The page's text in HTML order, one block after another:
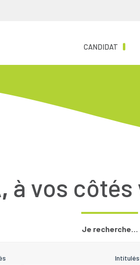
CANDIDAT
à vos côtés
Je recherche…
Intitulés